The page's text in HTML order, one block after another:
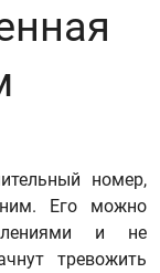
номер,
Его можно
и не
тревожить